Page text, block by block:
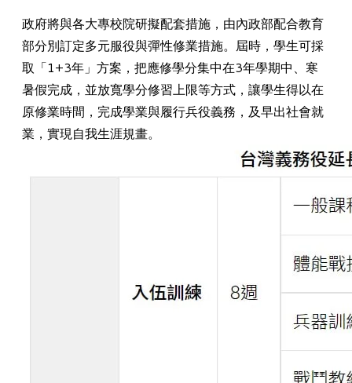
政府將與各大專校院研擬配套措施 ，由內政部配合教育
部分別訂定多元服役與彈性修業措施。屆時，學生可採
取「1+3年」方案，把應修學分集中在3年學期中、寒
暑假完成，並放寬學分修習上限等方式，讓學生得以在
原修業時間，完成學業與履行兵役義務，及早出社會就
業，實現自我生涯規畫。